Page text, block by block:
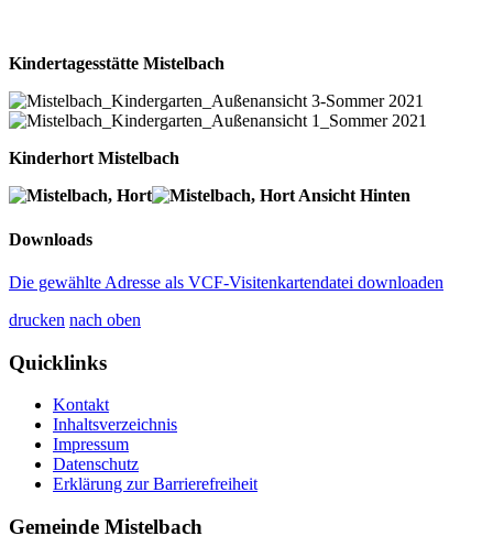
Kindertagesstätte Mistelbach
Kinderhort Mistelbach
Downloads
Die gewählte Adresse als VCF-Visitenkartendatei downloaden
drucken nach oben
Quicklinks
Kontakt
Inhaltsverzeichnis
Impressum
Datenschutz
Erklärung zur Barrierefreiheit
Gemeinde Mistelbach